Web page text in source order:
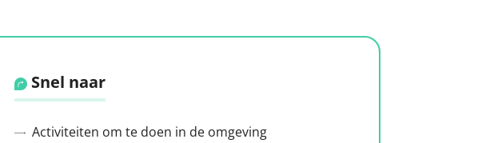
Snel naar
Activiteiten om te doen in de omgeving